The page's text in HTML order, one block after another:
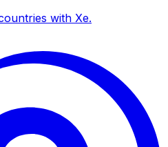
with Xe.